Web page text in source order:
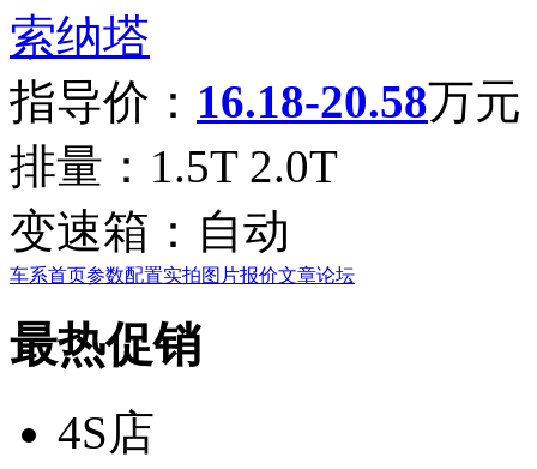
索纳塔
指导价： 16.18-20.58万元
排量： 1.5T 2.0T
变速箱： 自动
车系首页参数配置实拍图片报价文章论坛
最热促销
4S店